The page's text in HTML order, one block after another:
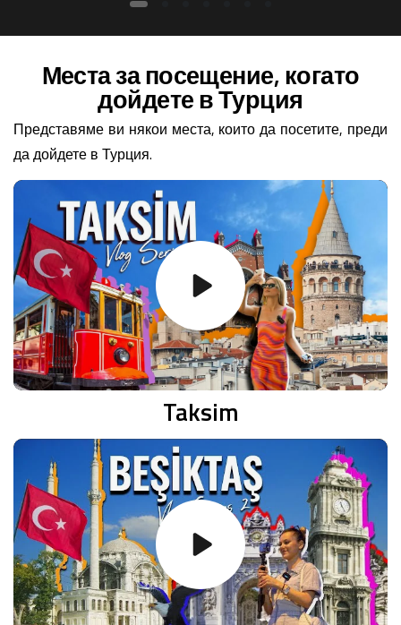
Места за посещение, когато
дойдете в Турция
Представяме ви някои места, които да посетите, преди
да дойдете в Турция.
Taksim